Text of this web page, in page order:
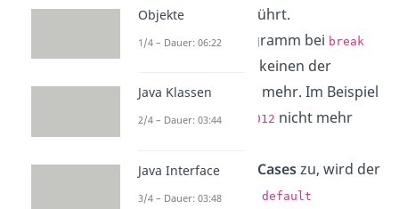
darunter
ausgeführt.
Kommt das Programm bei break
an, überprüft es keinen der
folgenden Cases mehr. Im Beispiel
wird alsocase 2012 nicht mehr
Trifftkeiner der Caseszu, wird der
Codeblock unter
default
Objekte
1/4 – Dauer: 06:22
Java Klassen
2/4 – Dauer: 03:44
Java Interface
3/4 – Dauer: 03:48